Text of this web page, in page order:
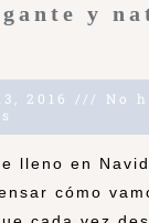
y
2016
No
lleno en
cómo